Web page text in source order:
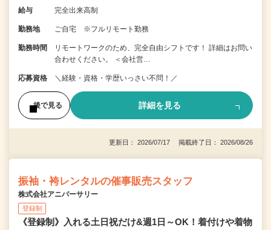
給与 完全出来高制
勤務地 ご自宅 ※フルリモート勤務
勤務時間
リモートワークのため、完全自由シフトです！ 詳細はお問い
合わせください。 ＜会社営…
応募資格 ＼経験・資格・学歴いっさい不問！／
後で見る 詳細を見る
更新日： 2026/07/17 掲載終了日： 2026/08/26
振袖・袴レンタルの催事販売スタッフ
株式会社アニバーサリー
登録制
《登録制》入れる土日祝だけ&週1日～OK！着付けや着物